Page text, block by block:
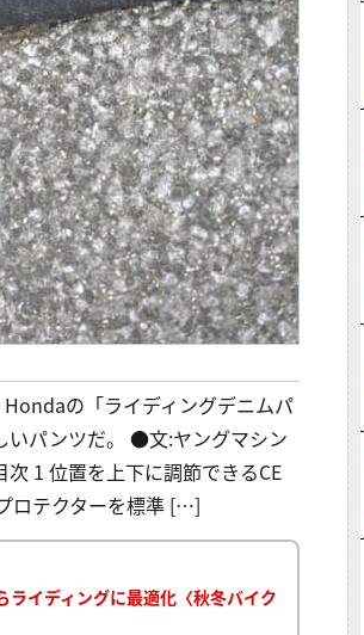
の「ライディングデニムパ
いパンツだ。 ●文:ヤングマシン
1 位置を上下に調節できるCE
ロテクターを標準 […]
ライディングに最適化〈秋冬バイク